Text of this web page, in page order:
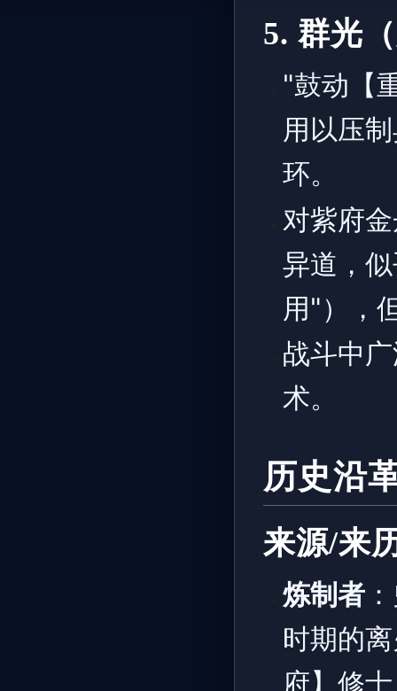
5. 群光
"鼓动【
用以压
环。
对紫府
异道，
用"），
战斗中
术。
历史沿
来源/来
炼制者
时期的
府】修